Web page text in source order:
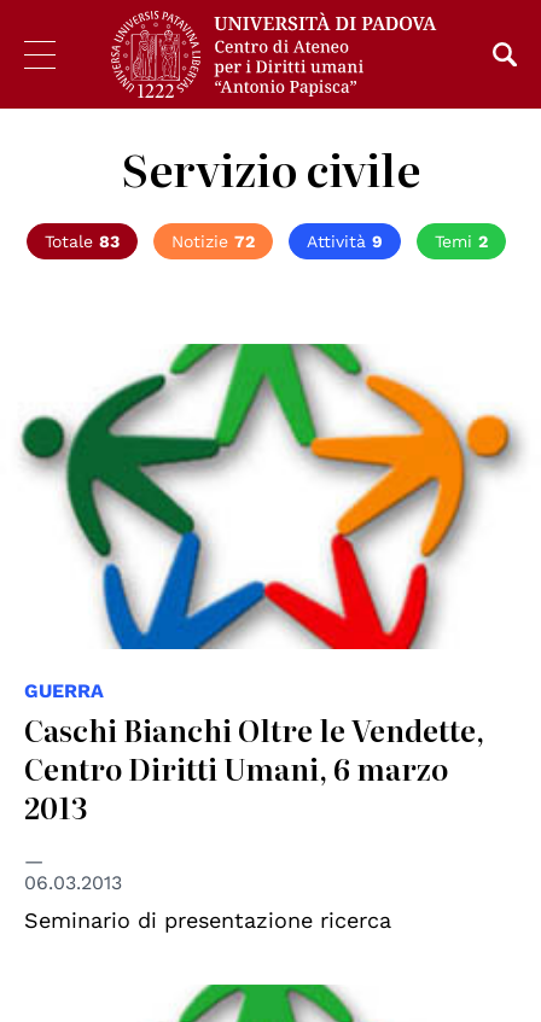
Servizio civile
Totale 83 Notizie 72 Attività 9 Temi 2
GUERRA
Caschi Bianchi Oltre le Vendette,
Centro Diritti Umani, 6 marzo
2013
06.03.2013
Seminario di presentazione ricerca